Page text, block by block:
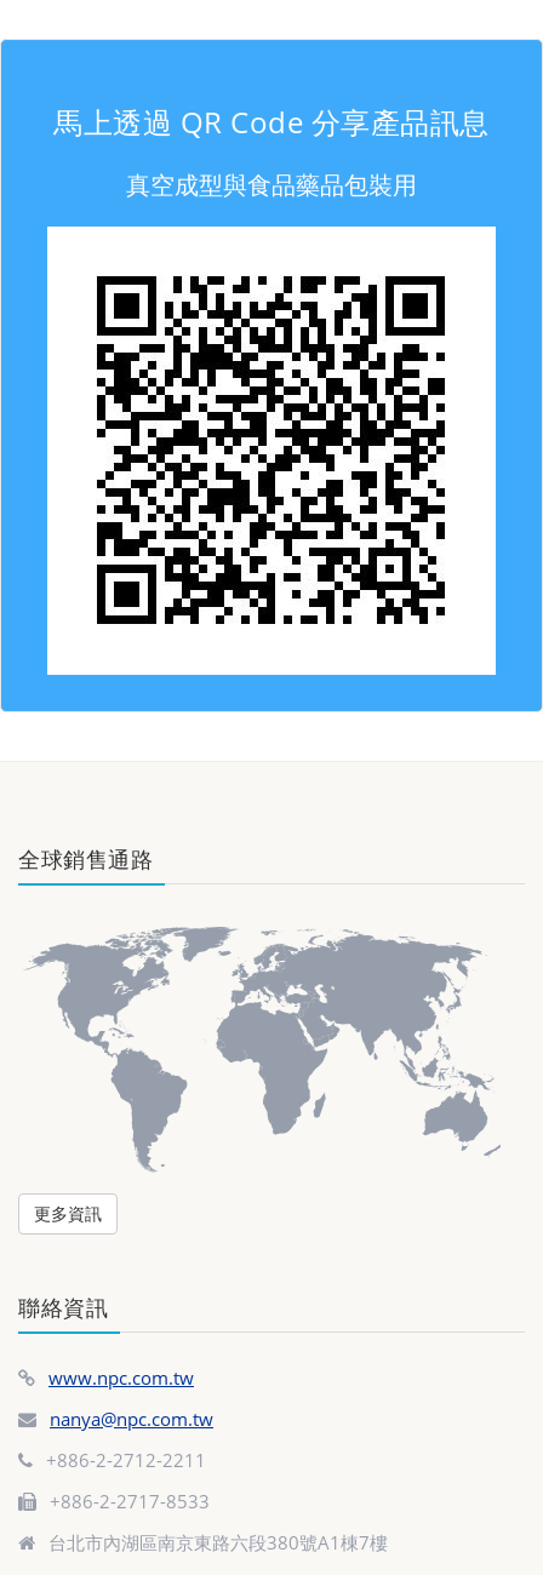
馬上透過 QR Code 分享產品訊息
真空成型與食品藥品包裝用
全球銷售通路
更多資訊
聯絡資訊
www.npc.com.tw
nanya@npc.com.tw
+886-2-2712-2211
+886-2-2717-8533
台北市內湖區南京東路六段380號A1棟7樓